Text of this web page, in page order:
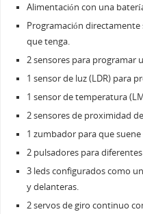
Alimentación con una
Programación
que tenga.
2 sensores para programar
1 sensor de luz (LDR) para
1 sensor de temperatura
2 sensores de proximidad
1 zumbador para que
2 pulsadores para
3 leds configurados como
y delanteras.
2 servos de giro continuo